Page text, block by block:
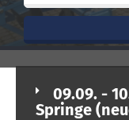
09.09. -
Springe